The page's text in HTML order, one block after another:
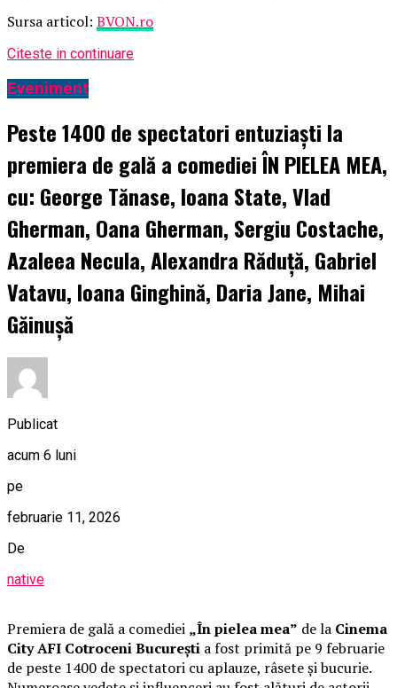
Sursa articol: BVON.ro
Citeste in continuare
Eveniment
Peste 1400 de spectatori entuziaști la
premiera de gală a comediei ÎN PIELEA MEA,
cu: George Tănase, Ioana State, Vlad
Gherman, Oana Gherman, Sergiu Costache,
Azaleea Necula, Alexandra Răduță, Gabriel
Vatavu, Ioana Ginghină, Daria Jane, Mihai
Găinușă
Publicat
acum 6 luni
pe
februarie 11, 2026
De
native
Premiera de gală a comediei „În pielea mea” de la Cinema
City AFI Cotroceni București a fost primită pe 9 februarie
de peste 1400 de spectatori cu aplauze, râsete și bucurie.